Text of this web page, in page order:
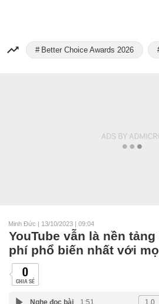
Better Choice Awards 2026
Minh Đức | 13/10/2023 | 09:04
YouTube vẫn là nền
phí phổ biến nhất với
0
CHIA SẺ
Nghe đọc bài 1:51